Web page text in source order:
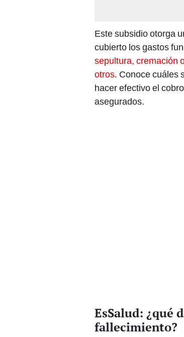
Este subsidio otorga
cubierto los gastos
sepultura, cremación
otros. Conoce cuáles
hacer efectivo el
asegurados.
EsSalud: ¿qué
fallecimiento?